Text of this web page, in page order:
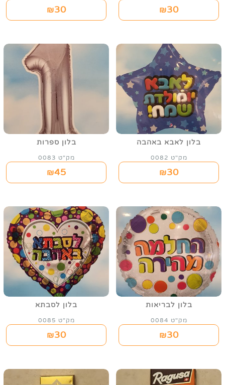
₪30
₪30
בלון לאבא באהבה
מק"ט 0082
₪30
בלון ספרות
מק"ט 0083
₪45
בלון לבריאות
מק"ט 0084
₪30
בלון לסבתא
מק"ט 0085
₪30